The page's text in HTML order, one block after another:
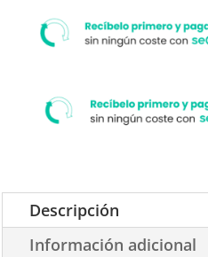
Descripción
Información adicional